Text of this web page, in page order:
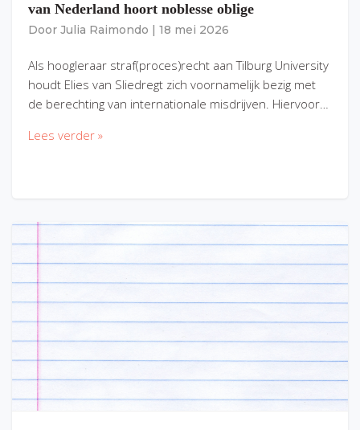
van Nederland hoort noblesse oblige
Door Julia Raimondo 18 mei 2026
Als hoogleraar straf(proces)recht aan Tilburg University
houdt Elies van Sliedregt zich voornamelijk bezig met
de berechting van internationale misdrijven. Hiervoor…
Lees verder »